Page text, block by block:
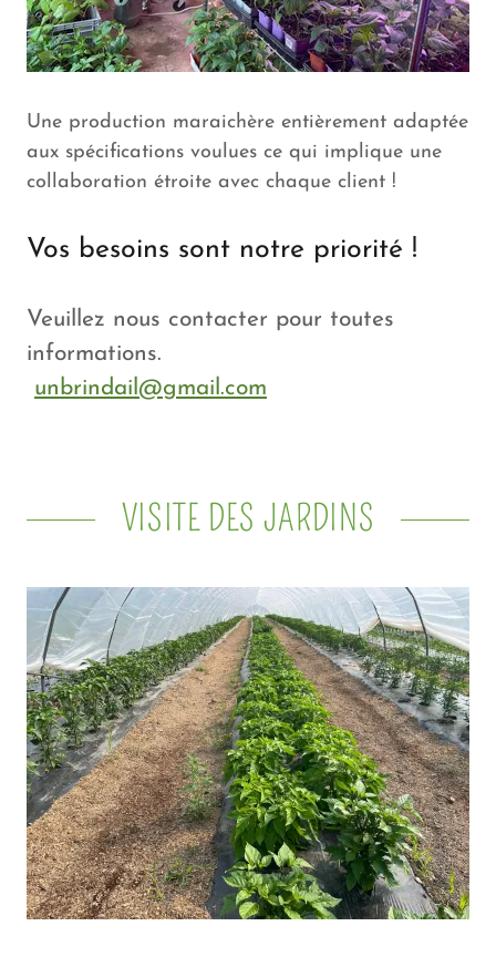
Une production maraichère entièrement adaptée
aux spécifications voulues ce qui implique une
collaboration étroite avec chaque client !
Vos besoins sont notre priorité !
Veuillez nous contacter pour toutes
informations.
unbrindail@gmail.com
VISITE DES JARDINS